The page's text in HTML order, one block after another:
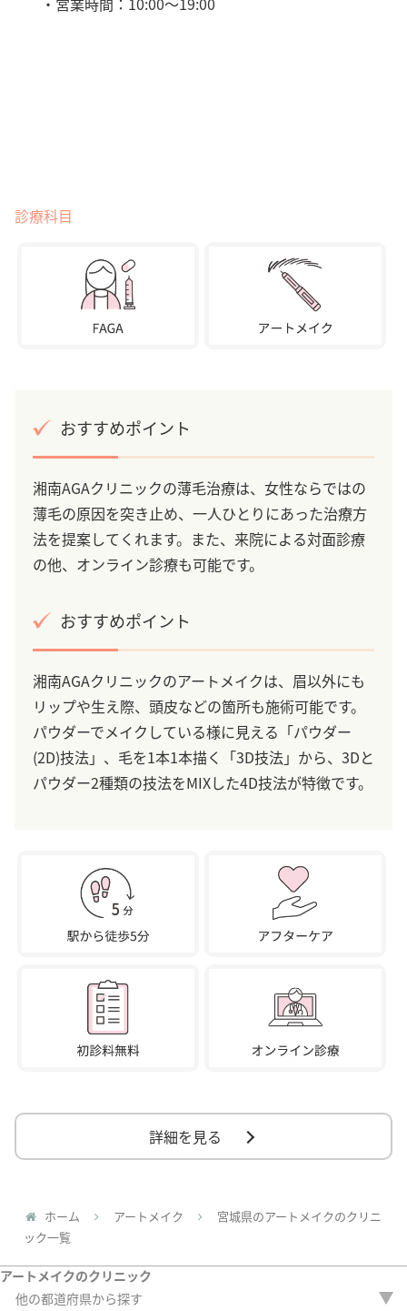
診療科目
おすすめポイント
湘南AGAクリニックの薄毛治療は、女性ならではの
薄毛の原因を突き止め、一人ひとりにあった治療方
法を提案してくれます。また、来院による対面診療
の他、オンライン診療も可能です。
おすすめポイント
湘南AGAクリニックのアートメイクは、眉以外にも
リップや生え際、頭皮などの箇所も施術可能です。
パウダーでメイクしている様に見える「パウダー
(2D)技法」、毛を1本1本描く「3D技法」から、3Dと
パウダー2種類の技法をMIXした4D技法が特徴です。
詳細を見る
ホーム アートメイク
宮城県のアートメイクのクリニ
ック一覧
アートメイクのクリニック
他の都道府県から探す